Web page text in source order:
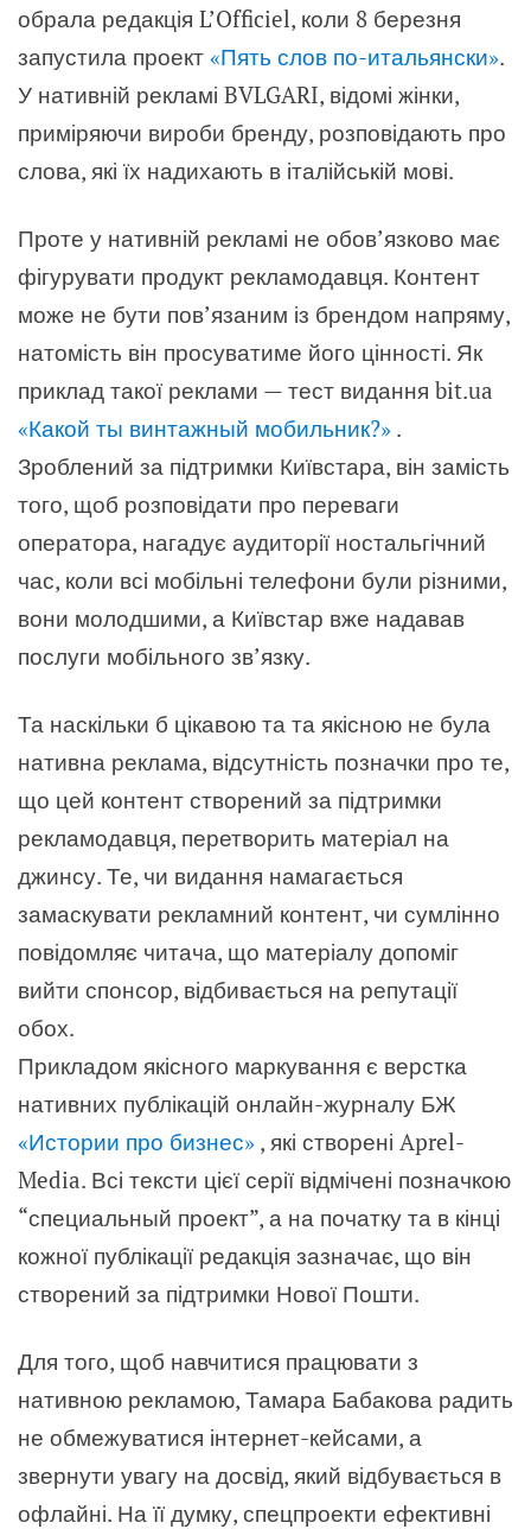
обрала редакція L’Officiel, коли 8 березня
запустила проект «Пять слов по-итальянски».
У нативній рекламі BVLGARI, відомі жінки,
приміряючи вироби бренду, розповідають про
слова, які їх надихають в італійській мові.
Проте у нативній рекламі не обов’язково має
фігурувати продукт рекламодавця. Контент
може не бути пов’язаним із брендом напряму,
натомість він просуватиме його цінності. Як
приклад такої реклами — тест видання bit.ua
«Какой ты винтажный мобильник?» .
Зроблений за підтримки Київстара, він замість
того, щоб розповідати про переваги
оператора, нагадує аудиторії ностальгічний
час, коли всі мобільні телефони були різними,
вони молодшими, а Київстар вже надавав
послуги мобільного зв’язку.
Та наскільки б цікавою та та якісною не була
нативна реклама, відсутність позначки про те,
що цей контент створений за підтримки
рекламодавця, перетворить матеріал на
джинсу. Те, чи видання намагається
замаскувати рекламний контент, чи сумлінно
повідомляє читача, що матеріалу допоміг
вийти спонсор, відбивається на репутації
обох.
Прикладом якісного маркування є верстка
нативних публікацій онлайн-журналу БЖ
«Истории про бизнес» , які створені Aprel-
Media. Всі тексти цієї серії відмічені позначкою
“специальный проект”, а на початку та в кінці
кожної публікації редакція зазначає, що він
створений за підтримки Нової Пошти.
Для того, щоб навчитися працювати з
нативною рекламою, Тамара Бабакова радить
не обмежуватися інтернет-кейсами, а
звернути увагу на досвід, який відбуваєтьcя в
офлайні. На її думку, спецпроекти ефективні